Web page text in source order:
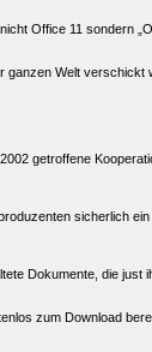
Office 11 sondern
Welt verschickt
getroffene
sicherlich
Dokumente, die just
zum Download